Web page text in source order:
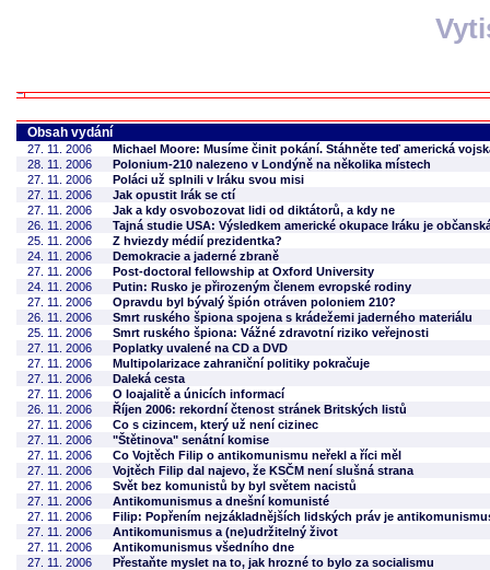
Obsah vydání
27. 11. 2006
Michael Moore: Musíme činit pokání. Stáhněte teď americká
28. 11. 2006
Polonium-210 nalezeno v Londýně na několika místech
27. 11. 2006
Poláci už splnili v Iráku svou misi
27. 11. 2006
Jak opustit Irák se ctí
27. 11. 2006
Jak a kdy osvobozovat lidi od diktátorů, a kdy ne
26. 11. 2006
Tajná studie USA: Výsledkem americké okupace Iráku je
25. 11. 2006
Z hviezdy médií prezidentka?
24. 11. 2006
Demokracie a jaderné zbraně
27. 11. 2006
Post-doctoral fellowship at Oxford University
24. 11. 2006
Putin: Rusko je přirozeným členem evropské rodiny
27. 11. 2006
Opravdu byl bývalý špión otráven poloniem 210?
26. 11. 2006
Smrt ruského špiona spojena s krádežemi jaderného materiálu
25. 11. 2006
Smrt ruského špiona: Vážné zdravotní riziko veřejnosti
27. 11. 2006
Poplatky uvalené na CD a DVD
27. 11. 2006
Multipolarizace zahraniční politiky pokračuje
27. 11. 2006
Daleká cesta
27. 11. 2006
O loajalitě a únicích informací
26. 11. 2006
Říjen 2006: rekordní čtenost stránek Britských listů
27. 11. 2006
Co s cizincem, který už není cizinec
27. 11. 2006
"Štětinova" senátní komise
27. 11. 2006
Co Vojtěch Filip o antikomunismu neřekl a říci měl
27. 11. 2006
Vojtěch Filip dal najevo, že KSČM není slušná strana
27. 11. 2006
Svět bez komunistů by byl světem nacistů
27. 11. 2006
Antikomunismus a dnešní komunisté
27. 11. 2006
Filip: Popřením nejzákladnějších lidských práv je
27. 11. 2006
Antikomunismus a (ne)udržitelný život
27. 11. 2006
Antikomunismus všedního dne
27. 11. 2006
Přestaňte myslet na to, jak hrozné to bylo za socialismu